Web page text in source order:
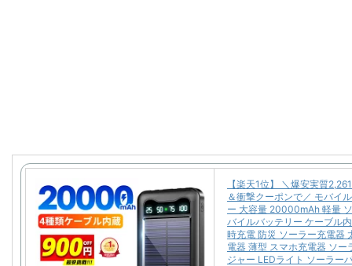
【楽天1位】 ＼爆安実質
＆衝撃クーポンで／ モバイ
ー 大容量 20000mAh 軽量
バイルバッテリー ケーブル
時充電 防災 ソーラー充電器
電器 薄型 スマホ充電器 ソー
ジャー LEDライト ソーラー